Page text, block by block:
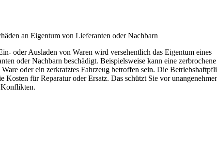
an Eigentum von Lieferanten oder Nachbarn
oder Ausladen von Waren wird versehentlich das Eigentum eines
oder Nachbarn beschädigt. Beispielsweise kann eine zerbrochene
Ware oder ein zerkratztes Fahrzeug betroffen sein. Die
Kosten für Reparatur oder Ersatz. Das schützt Sie vor
Konflikten.